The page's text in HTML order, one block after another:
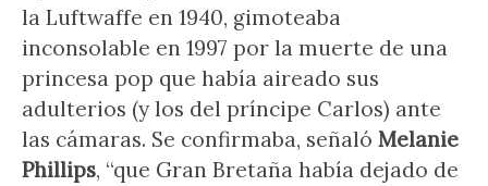
la Luftwaffe en 1940, gimoteaba
inconsolable en 1997 por la muerte de una
princesa pop que había aireado sus
adulterios (y los del príncipe Carlos) ante
las cámaras. Se confirmaba, señaló Melanie
Phillips, “que Gran Bretaña había dejado de